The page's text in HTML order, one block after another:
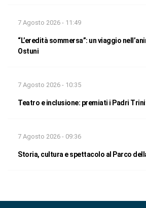
7 Agosto 2026 - 11:49
“L’eredità sommersa”: un viaggio
Ostuni
7 Agosto 2026 - 10:35
Teatro e inclusione: premiati i Padri
7 Agosto 2026 - 09:36
Storia, cultura e spettacolo al Parco